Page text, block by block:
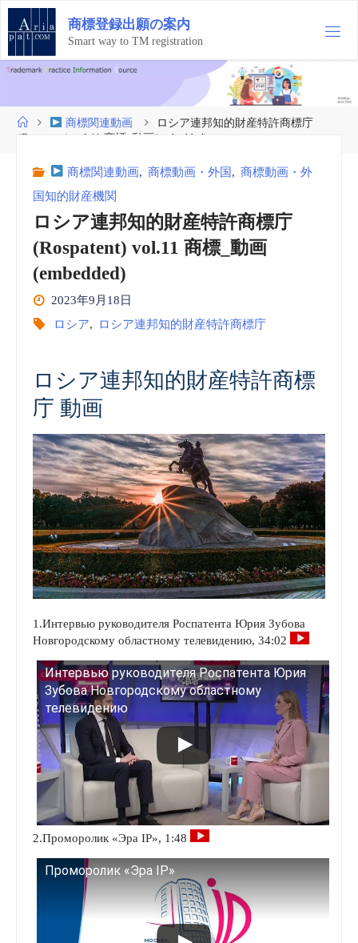
コ
テ
ン
ツ
ス
商標登録出願の案内
Smart way to TM registration
ホ
商標関連動画
ロシア連邦知的財産特許商標庁
(Rospatent) vol.11 商標_動画(embedded)
商標関連動画, 商標動画・外国, 商標動画・外
国知的財産機関
ロシア連邦知的財産特許商標庁
(Rospatent) vol.11 商標_動画
(embedded)
2023年9月18日
ロシア, ロシア連邦知的財産特許商標庁
ロシア連邦知的財産特許商標
庁 動画
1.Интервью руководителя Роспатента Юрия Зубова
Новгородскому областному телевидению, 34:02
Интервью руководителя Роспатента Юрия
Зубова Новгородскому областному
телевидению
2.Проморолик «Эра IP», 1:48
Проморолик «Эра IP»